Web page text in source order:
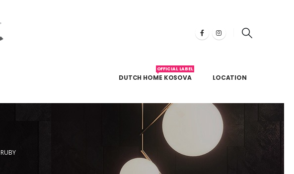
DUTCH HOME KOSOVA
OFFICIAL LABEL
LOCATION
RUBY